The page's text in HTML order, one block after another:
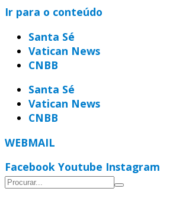
Ir para o conteúdo
Santa Sé
Vatican News
CNBB
Santa Sé
Vatican News
CNBB
WEBMAIL
Facebook Youtube Instagram